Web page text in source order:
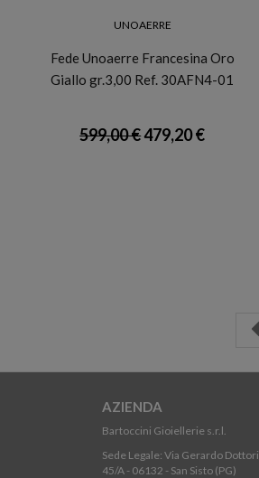
UNOAERRE
Fede Unoaerre Francesina Oro
Giallo gr.3,00 Ref. 30AFN4-01
599,00 €479,20 €
AZIENDA
Bartoccini Gioiellerie s.r.l.
Sede Legale: Via Gerardo Dottori
45/A - 06132 - San Sisto (PG)